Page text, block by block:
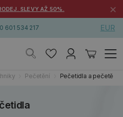
SLEVY AŽ 50%. ×
601 534 217 EUR
Pečetění Pečetidla a pečetě